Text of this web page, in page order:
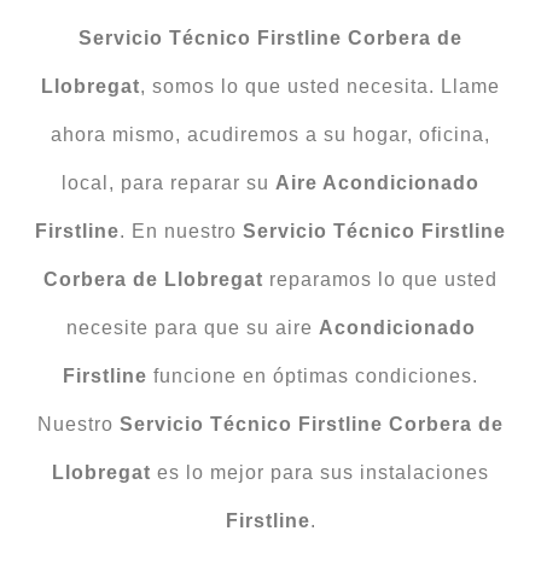
Servicio Técnico Firstline Corbera de
Llobregat, somos lo que usted necesita. Llame
ahora mismo, acudiremos a su hogar, oficina,
local, para reparar su Aire Acondicionado
Firstline. En nuestro Servicio Técnico Firstline
Corbera de Llobregat reparamos lo que usted
necesite para que su aire Acondicionado
Firstline funcione en óptimas condiciones.
Nuestro Servicio Técnico Firstline Corbera de
Llobregat es lo mejor para sus instalaciones
Firstline.